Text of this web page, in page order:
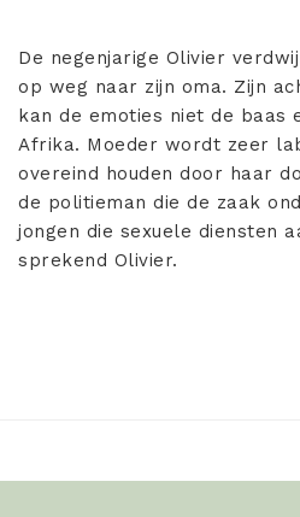
De negenjarige Olivier
op weg naar zijn oma. Zijn
kan de emoties niet de baas
Afrika. Moeder wordt zeer
overeind houden door haar
de politieman die de zaak
jongen die sexuele diensten
sprekend Olivier.